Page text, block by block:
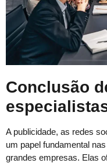
Conclusão
A publicidade, as redes
um papel fundamental
grandes empresas. Elas